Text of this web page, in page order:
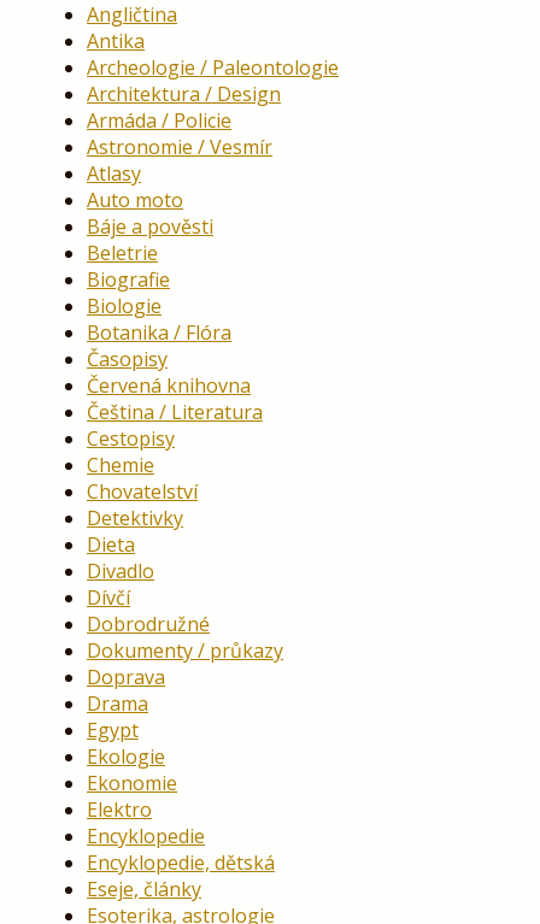
Angličtina
Antika
Archeologie / Paleontologie
Architektura / Design
Armáda / Policie
Astronomie / Vesmír
Atlasy
Auto moto
Báje a pověsti
Beletrie
Biografie
Biologie
Botanika / Flóra
Časopisy
Červená knihovna
Čeština / Literatura
Cestopisy
Chemie
Chovatelství
Detektivky
Dieta
Divadlo
Dívčí
Dobrodružné
Dokumenty / průkazy
Doprava
Drama
Egypt
Ekologie
Ekonomie
Elektro
Encyklopedie
Encyklopedie, dětská
Eseje, články
Esoterika, astrologie